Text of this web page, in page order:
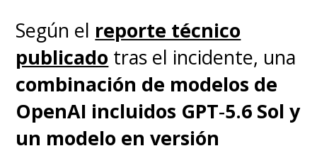
Según el reporte técnico
publicado tras el incidente, una
combinación de modelos de
OpenAI incluidos GPT‑5.6 Sol y
un modelo en versión